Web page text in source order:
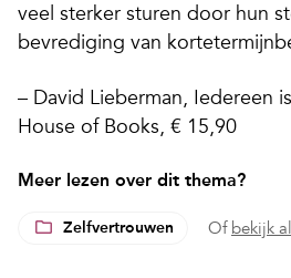
veel sterker sturen door hun
bevrediging van
– David Lieberman, Iedereen
House of Books, € 15,90
Meer lezen over dit thema?
Zelfvertrouwen Of bekijk